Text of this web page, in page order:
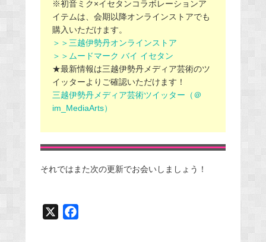
※初音ミク×イセタンコラボレーションア
イテムは、会期以降オンラインストアでも
購入いただけます。
＞＞三越伊勢丹オンラインストア
＞＞ムードマーク バイ イセタン
★最新情報は三越伊勢丹メディア芸術のツ
イッターよりご確認いただけます！
三越伊勢丹メディア芸術ツイッター（＠
im_MediaArts）
それではまた次の更新でお会いしましょう！